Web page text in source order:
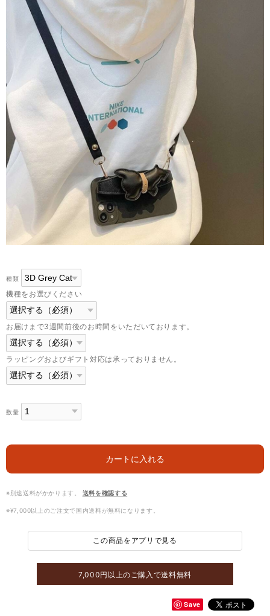
種類
機種をお選びください
お届けまで3週間前後のお時間をいただいております。
ラッピングおよびギフト対応は承っておりません。
数量
カートに入れる
※別途送料がかかります。 送料を確認する
※¥7,000以上のご注文で国内送料が無料になります。
この商品をアプリで見る
7,000円以上のご購入で送料無料
Save